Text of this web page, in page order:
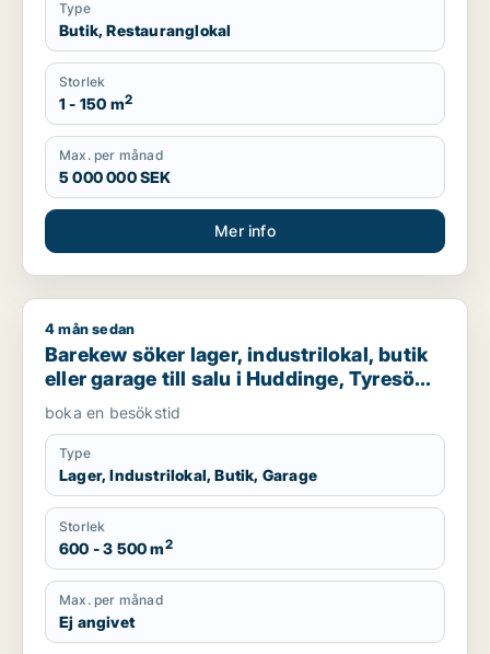
Type
Butik, Restauranglokal
Storlek
1 - 150 m2
Max. per månad
5 000 000 SEK
Mer info
Barekew söker lager, industrilokal, butik eller garage till
4 mån sedan
Barekew söker lager, industrilokal, butik
eller garage till salu i Huddinge, Tyresö
eller Nacka m.fl.
boka en besökstid
Type
Lager, Industrilokal, Butik, Garage
Storlek
600 - 3 500 m2
Max. per månad
Ej angivet